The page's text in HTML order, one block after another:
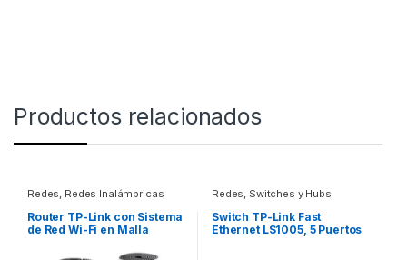
Productos relacionados
Redes, Redes Inalámbricas
Router TP-Link con Sistema
de Red Wi-Fi en Malla
Mbit/s, 2x RJ-45, 2.4/5GHz –
Redes, Switches y Hubs
Switch TP-Link Fast
Ethernet LS1005, 5 Puertos